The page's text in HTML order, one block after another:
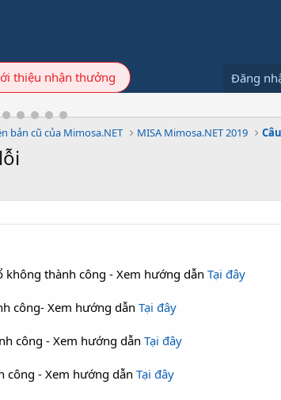
thiệu nhận thưởng Đăng
bản cũ của Mimosa.NET MISA Mimosa.NET 2019
không thành công - Xem hướng dẫn Tại đây
công- Xem hướng dẫn Tại đây
công - Xem hướng dẫn Tại đây
công - Xem hướng dẫn Tại đây